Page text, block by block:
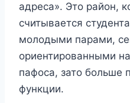
адреса». Это район,
считывается
молодыми парами,
ориентированными
пафоса, зато больше
функции.